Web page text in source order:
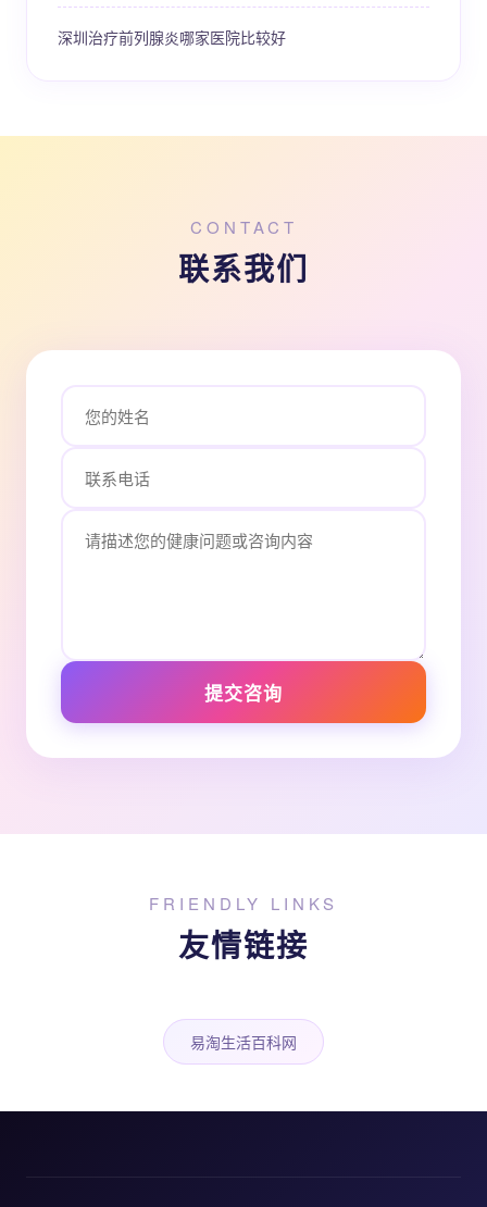
深圳治疗前列腺炎哪家医院比较好
CONTACT
联系我们
提交咨询
FRIENDLY LINKS
友情链接
易淘生活百科网